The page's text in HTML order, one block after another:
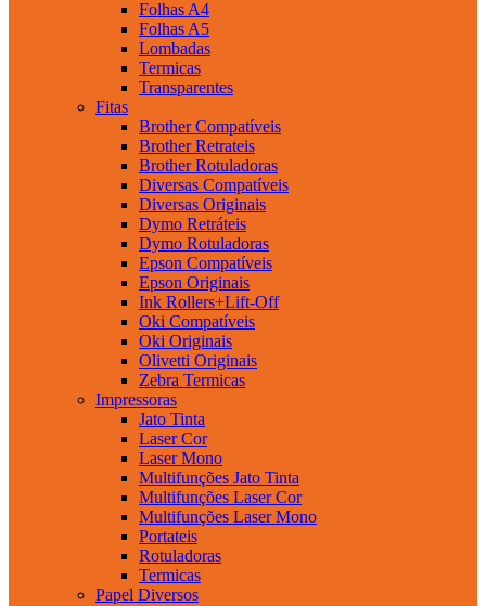
Folhas A4
Folhas A5
Lombadas
Termicas
Transparentes
Fitas
Brother Compatíveis
Brother Retrateis
Brother Rotuladoras
Diversas Compatíveis
Diversas Originais
Dymo Retráteis
Dymo Rotuladoras
Epson Compatíveis
Epson Originais
Ink Rollers+Lift-Off
Oki Compatíveis
Oki Originais
Olivetti Originais
Zebra Termicas
Impressoras
Jato Tinta
Laser Cor
Laser Mono
Multifunções Jato Tinta
Multifunções Laser Cor
Multifunções Laser Mono
Portateis
Rotuladoras
Termicas
Papel Diversos